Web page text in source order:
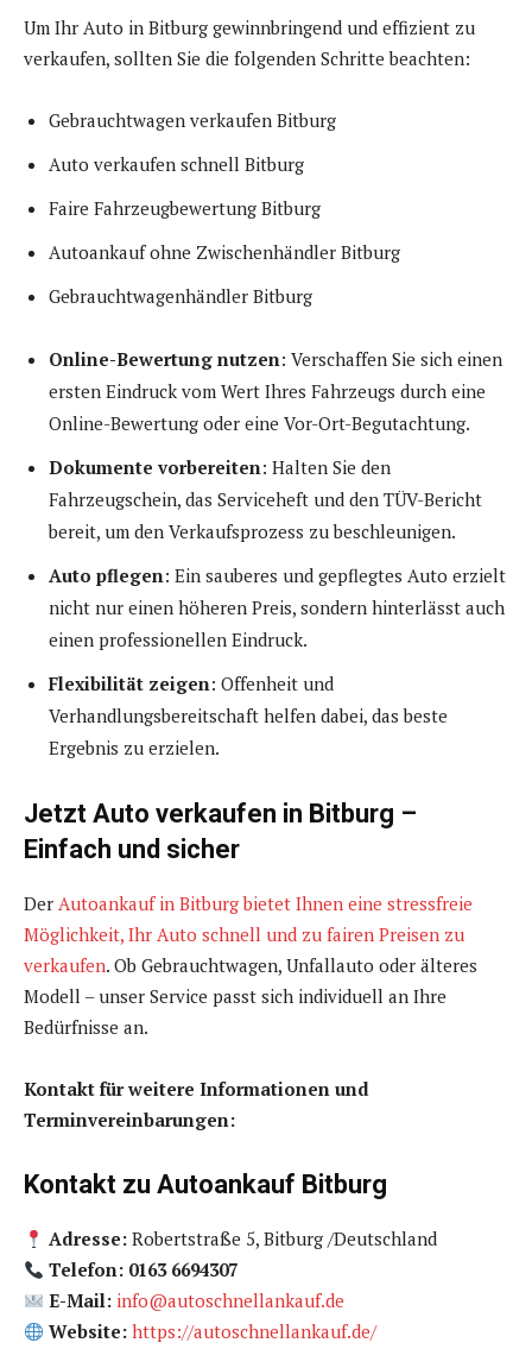
Um Ihr Auto in Bitburg gewinnbringend und effizient zu
verkaufen, sollten Sie die folgenden Schritte beachten:
Gebrauchtwagen verkaufen Bitburg
Auto verkaufen schnell Bitburg
Faire Fahrzeugbewertung Bitburg
Autoankauf ohne Zwischenhändler Bitburg
Gebrauchtwagenhändler Bitburg
Online-Bewertung nutzen: Verschaffen Sie sich einen
ersten Eindruck vom Wert Ihres Fahrzeugs durch eine
Online-Bewertung oder eine Vor-Ort-Begutachtung.
Dokumente vorbereiten: Halten Sie den
Fahrzeugschein, das Serviceheft und den TÜV-Bericht
bereit, um den Verkaufsprozess zu beschleunigen.
Auto pflegen: Ein sauberes und gepflegtes Auto erzielt
nicht nur einen höheren Preis, sondern hinterlässt auch
einen professionellen Eindruck.
Flexibilität zeigen: Offenheit und
Verhandlungsbereitschaft helfen dabei, das beste
Ergebnis zu erzielen.
Jetzt Auto verkaufen in Bitburg –
Einfach und sicher
Der Autoankauf in Bitburg bietet Ihnen eine stressfreie
Möglichkeit, Ihr Auto schnell und zu fairen Preisen zu
verkaufen. Ob Gebrauchtwagen, Unfallauto oder älteres
Modell – unser Service passt sich individuell an Ihre
Bedürfnisse an.
Kontakt für weitere Informationen und
Terminvereinbarungen:
Kontakt zu Autoankauf Bitburg
Adresse: Robertstraße 5, Bitburg /Deutschland
Telefon: 0163 6694307
E-Mail: info@autoschnellankauf.de
Website:https://autoschnellankauf.de/